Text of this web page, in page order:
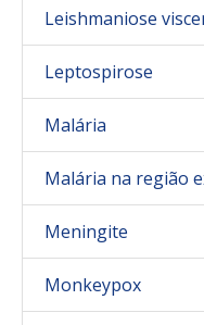
Leishmaniose
Leptospirose
Malária
Malária na região
Meningite
Monkeypox